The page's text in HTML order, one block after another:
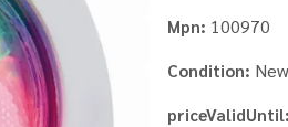
Mpn: 100970
Condition:
priceValidUntil: